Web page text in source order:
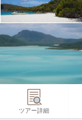
ツアー詳細